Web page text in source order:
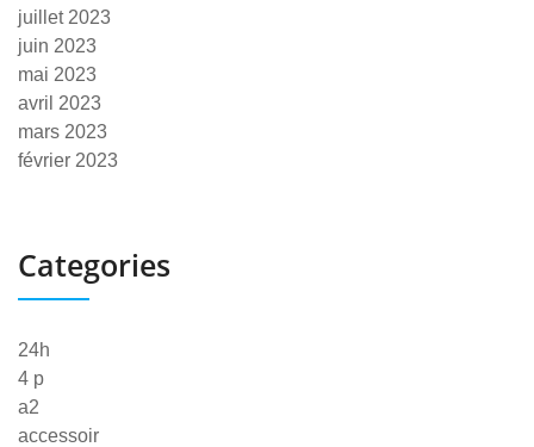
juillet 2023
juin 2023
mai 2023
avril 2023
mars 2023
février 2023
Categories
24h
4 p
a2
accessoir